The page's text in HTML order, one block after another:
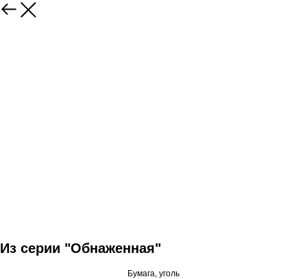
Из серии "Обнаженная"
Бумага, уголь